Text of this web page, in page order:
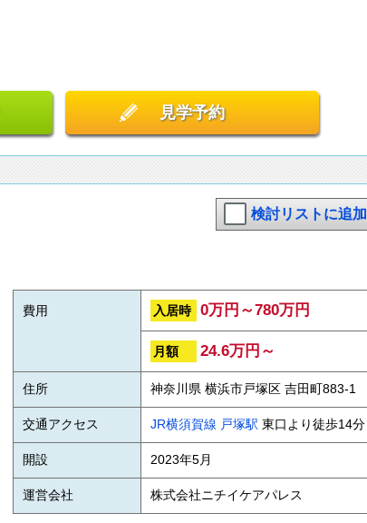
見学予約
検討リストに追加
費用 入居時 0万円～780万円
月額 24.6万円～
住所 神奈川県 横浜市戸塚区 吉田町883-1
交通アクセス JR横須賀線 戸塚駅 東口より徒歩14分
開設 2023年5月
運営会社 株式会社ニチイケアパレス